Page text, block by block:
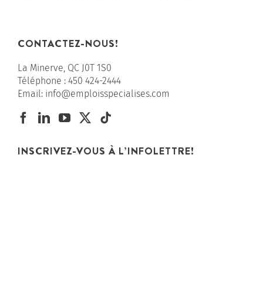
CONTACTEZ-NOUS!
La Minerve, QC J0T 1S0
Téléphone : 450 424-2444
Email: info@emploisspecialises.com
INSCRIVEZ-VOUS À L’INFOLETTRE!